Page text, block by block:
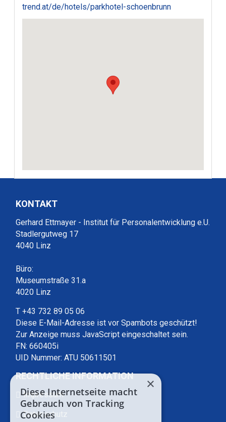
trend.at/de/hotels/parkhotel-schoenbrunn
KONTAKT
Gerhard Ettmayer - Institut für Personalentwicklung e.U.
Stadlergutweg 17
4040 Linz
Büro:
Museumstraße 31.a
4020 Linz
T +43 732 89 05 06
Diese E-Mail-Adresse ist vor Spambots geschützt!
Zur Anzeige muss JavaScript eingeschaltet sein.
FN: 660405i
UID Nummer: ATU 50611501
RECHTLICHE INFORMATION
Impressum
Datenschutz
×
Diese Internetseite macht
Gebrauch von Tracking
Cookies